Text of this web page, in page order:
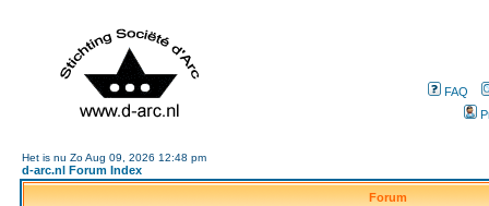
FAQ
Het is nu Zo Aug 09, 2026 12:48 pm
d-arc.nl Forum Index
Forum